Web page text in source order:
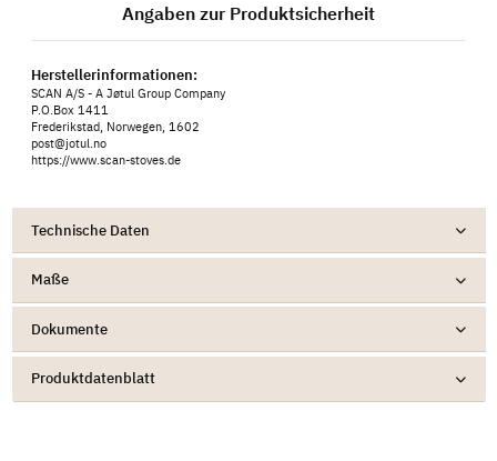
Angaben zur Produktsicherheit
Herstellerinformationen:
SCAN A/S - A Jøtul Group Company
P.O.Box 1411
Frederikstad, Norwegen, 1602
post@jotul.no
https://www.scan-stoves.de
Technische Daten
Maße
Dokumente
Produktdatenblatt